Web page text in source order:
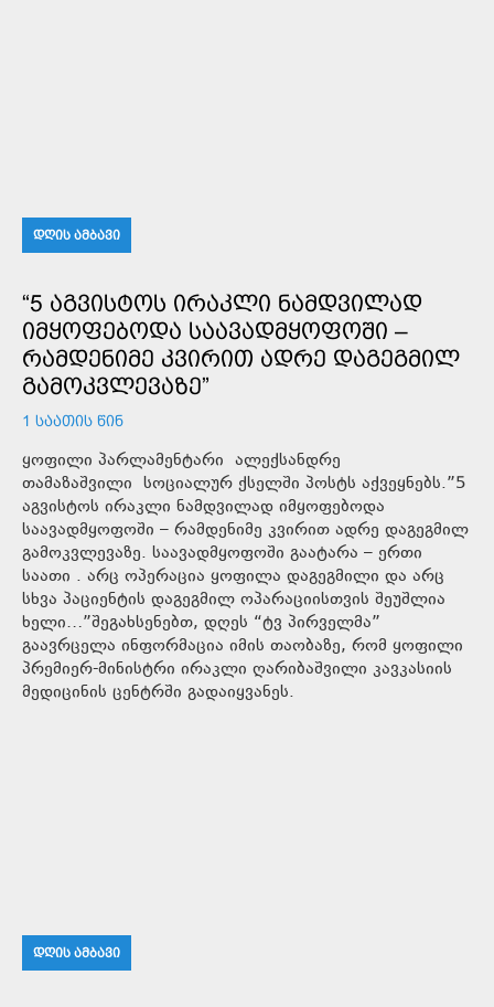
ᲓᲦᲘᲡ ᲐᲛᲑᲐᲕᲘ
“5 ᲐᲒᲕᲘᲡᲢᲝᲡ ᲘᲠᲐᲙᲚᲘ ᲜᲐᲛᲓᲕᲘᲚᲐᲓ
ᲘᲛᲧᲝᲤᲔᲑᲝᲓᲐ ᲡᲐᲐᲕᲐᲓᲛᲧᲝᲤᲝᲨᲘ –
ᲠᲐᲛᲓᲔᲜᲘᲛᲔ ᲙᲕᲘᲠᲘᲗ ᲐᲓᲠᲔ ᲓᲐᲒᲔᲒᲛᲘᲚ
ᲒᲐᲛᲝᲙᲕᲚᲔᲕᲐᲖᲔ”
1 ᲡᲐᲐᲗᲘᲡ ᲬᲘᲜ
ყოფილი პარლამენტარი ალექსანდრე
თამაზაშვილი სოციალურ ქსელში პოსტს აქვეყნებს.”5
აგვისტოს ირაკლი ნამდვილად იმყოფებოდა
საავადმყოფოში – რამდენიმე კვირით ადრე დაგეგმილ
გამოკვლევაზე. საავადმყოფოში გაატარა – ერთი
საათი . არც ოპერაცია ყოფილა დაგეგმილი და არც
სხვა პაციენტის დაგეგმილ ოპარაციისთვის შეუშლია
ხელი…”შეგახსენებთ, დღეს “ტვ პირველმა”
გაავრცელა ინფორმაცია იმის თაობაზე, რომ ყოფილი
პრემიერ-მინისტრი ირაკლი ღარიბაშვილი კავკასიის
მედიცინის ცენტრში გადაიყვანეს.
ᲓᲦᲘᲡ ᲐᲛᲑᲐᲕᲘ